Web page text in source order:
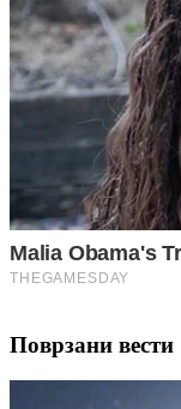
Поврзани вести